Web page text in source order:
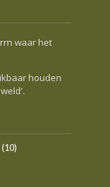
waar het
houden